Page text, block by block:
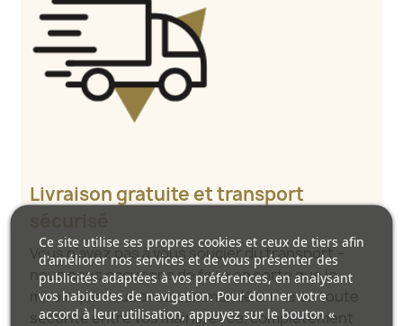
Livraison gratuite et transport
Vous n’avez pas à vous soucier du transport –
nous nous occupons de faire en sorte que le
miroir que vous avez commandé arrive en toute
sécurité entre vos mains, et ce, complètement
Ce site utilise ses propres cookies et ceux de tiers afin
d'améliorer nos services et de vous présenter des
publicités adaptées à vos préférences, en analysant
vos habitudes de navigation. Pour donner votre
accord à leur utilisation, appuyez sur le bouton «